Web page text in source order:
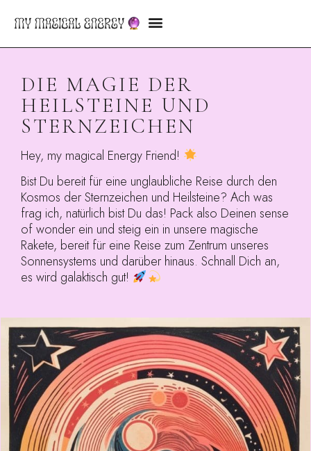
DIE MAGIE DER
HEILSTEINE UND
STERNZEICHEN
Hey, my magical Energy Friend!
Bist Du bereit für eine unglaubliche Reise durch den
Kosmos der Sternzeichen und Heilsteine? Ach was
frag ich, natürlich bist Du das! Pack also Deinen sense
of wonder ein und steig ein in unsere magische
Rakete, bereit für eine Reise zum Zentrum unseres
Sonnensystems und darüber hinaus. Schnall Dich an,
es wird galaktisch gut!